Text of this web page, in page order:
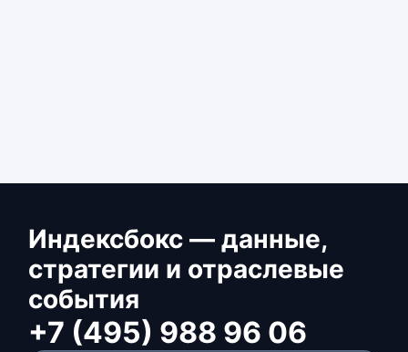
Индексбокс — данные,
стратегии и отраслевые
события
+7 (495) 988 96 06